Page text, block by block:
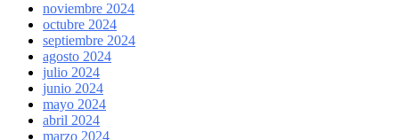
noviembre 2024
octubre 2024
septiembre 2024
agosto 2024
julio 2024
junio 2024
mayo 2024
abril 2024
marzo 2024